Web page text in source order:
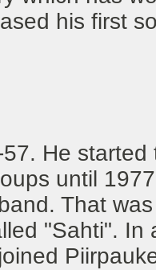
his first
He
until
That
"Sahti".